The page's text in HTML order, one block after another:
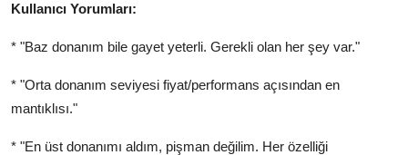
Kullanıcı Yorumları:
* "Baz donanım bile gayet yeterli. Gerekli olan her şey var."
* "Orta donanım seviyesi fiyat/performans açısından en
mantıklısı."
* "En üst donanımı aldım, pişman değilim. Her özelliği